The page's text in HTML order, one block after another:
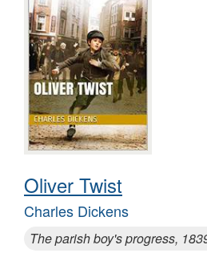
Oliver Twist
Charles Dickens
The parish boy's progress,